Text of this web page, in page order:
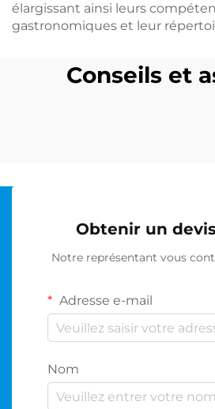
élargissant ainsi leurs
gastronomiques et leur
Conseils et
Obtenir un
Notre représentant vous
Adresse e-mail
Nom